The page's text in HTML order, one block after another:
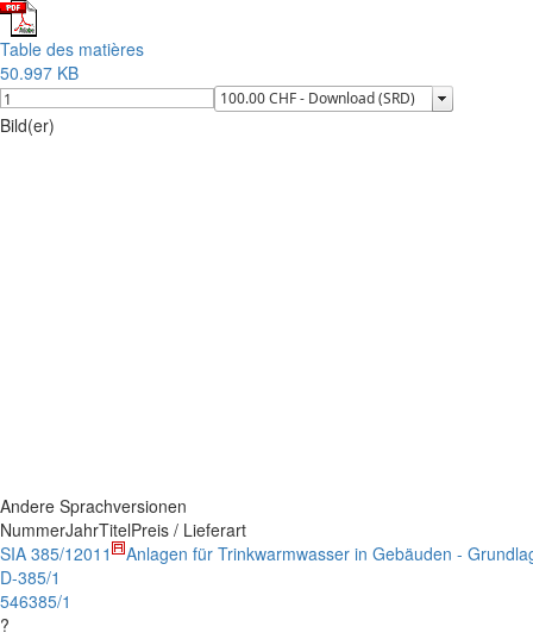
Table des matières
50.997 KB
Bild(er)
Andere Sprachversionen
NummerJahrTitelPreis / Lieferart
SIA 385/1
D-385/1
546385/1
?
2011 Anlagen für Trinkwarmwasser in Gebäuden -